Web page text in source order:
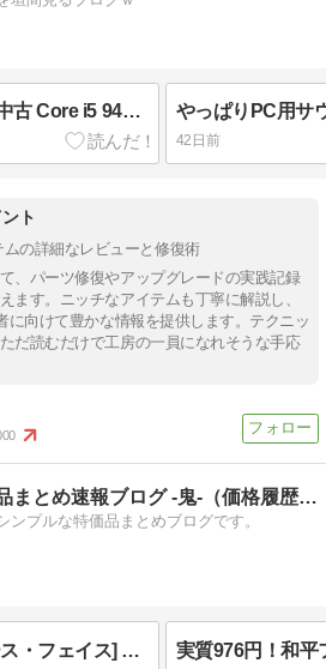
余ったPrime Z370-Aと中古 Core i5 9400Fで録画専用機をWindows11対応にする
42日前
ト
ムの詳細なレビューと修復術
、パーツ修復やアップグレードの実践記録
ます。ニッチなアイテムも丁寧に解説し、
に向けて豊かな情報を提供します。テクニッ
だ読むだけで工房の一員になれそうな手応
激安特価品まとめ速報ブログ -鬼-（価格履歴追加しました）
ンプルな特価品まとめブログです。
実質6971円！[ザ・ノース・フェイス] ロングスリーブエンライドティー ユニセックス Mサイズ 激安特価！